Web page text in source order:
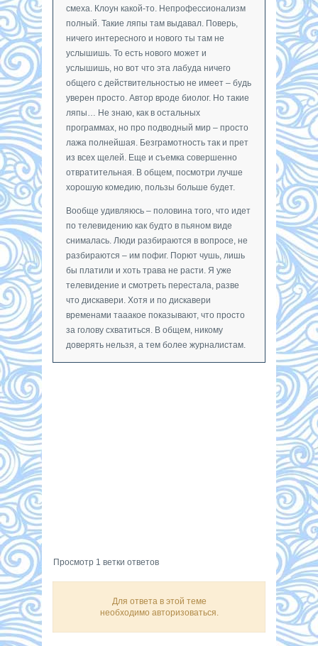
смеха. Клоун какой-то. Непрофессионализм
полный. Такие ляпы там выдавал. Поверь,
ничего интересного и нового ты там не
услышишь. То есть нового может и
услышишь, но вот что эта лабуда ничего
общего с действительностью не имеет – будь
уверен просто. Автор вроде биолог. Но такие
ляпы… Не знаю, как в остальных
программах, но про подводный мир – просто
лажа полнейшая. Безграмотность так и прет
из всех щелей. Еще и съемка совершенно
отвратительная. В общем, посмотри лучше
хорошую комедию, пользы больше будет.
Вообще удивляюсь – половина того, что идет
по телевидению как будто в пьяном виде
снималась. Люди разбираются в вопросе, не
разбираются – им пофиг. Порют чушь, лишь
бы платили и хоть трава не расти. Я уже
телевидение и смотреть перестала, разве
что дискавери. Хотя и по дискавери
временами тааакое показывают, что просто
за голову схватиться. В общем, никому
доверять нельзя, а тем более журналистам.
Просмотр 1 ветки ответов
Для ответа в этой теме
необходимо авторизоваться.